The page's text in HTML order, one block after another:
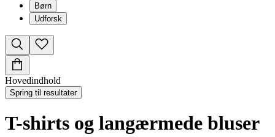
Børn
Udforsk
Hovedindhold
Spring til resultater
T-shirts og langærmede bluser